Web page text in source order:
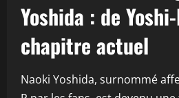
Yoshida : de
chapitre actuel
Naoki Yoshida, surnommé